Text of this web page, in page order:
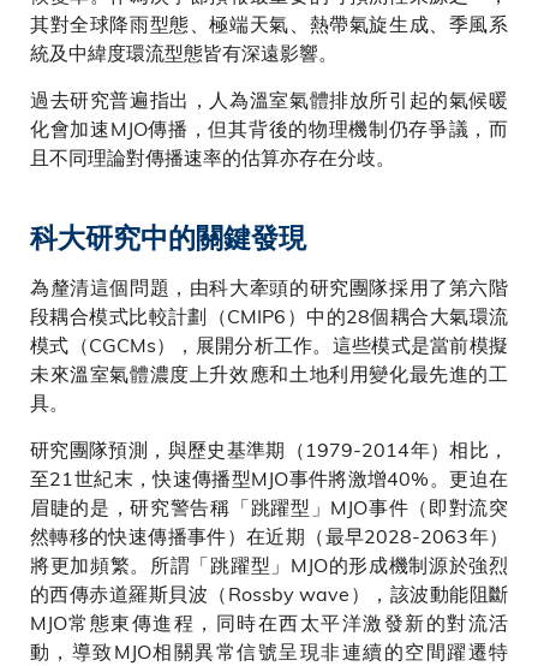
其對全球降雨型態、極端天氣、熱帶氣旋生成、季風系
統及中緯度環流型態皆有深遠影響。
過去研究普遍指出，人為溫室氣體排放所引起的氣候暖
化會加速MJO傳播，但其背後的物理機制仍存爭議，而
且不同理論對傳播速率的估算亦存在分歧。
科大研究中的關鍵發現
為釐清這個問題，由科大牽頭的研究團隊採用了第六階
段耦合模式比較計劃（CMIP6）中的28個耦合大氣環流
模式（CGCMs），展開分析工作。這些模式是當前模擬
未來溫室氣體濃度上升效應和土地利用變化最先進的工
具。
研究團隊預測，與歷史基準期（1979-2014年）相比，
至21世紀末，快速傳播型MJO事件將激增40%。更迫在
眉睫的是，研究警告稱「跳躍型」MJO事件（即對流突
然轉移的快速傳播事件）在近期（最早2028-2063年）
將更加頻繁。所謂「跳躍型」MJO的形成機制源於強烈
的西傳赤道羅斯貝波（Rossby wave），該波動能阻斷
MJO常態東傳進程，同時在西太平洋激發新的對流活
動，導致MJO相關異常信號呈現非連續的空間躍遷特